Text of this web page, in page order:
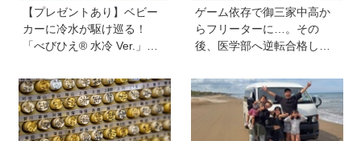
【プレゼントあり】ベビー
カーに冷水が駆け巡る！
「べびひえ® 水冷 Ver.」で
かけをサポート
ゲーム依存で御三家中高か
らフリーターに…。その
後、医学部へ逆転合格した
経験が受験勉強に役立っ
た」そう考える背景とは